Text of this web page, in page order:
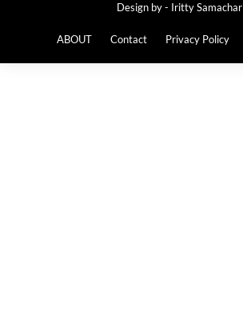
Design by - Iritty Samachar
ABOUT Contact Privacy Policy